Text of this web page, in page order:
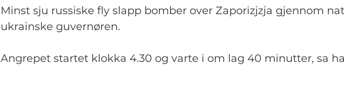
Minst sju russiske fly slapp bomber over Zaporizjzja gjennom
ukrainske guvernøren.
Angrepet startet klokka 4.30 og varte i om lag 40 minutter, sa